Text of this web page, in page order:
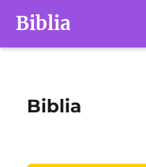
Biblia
Biblia